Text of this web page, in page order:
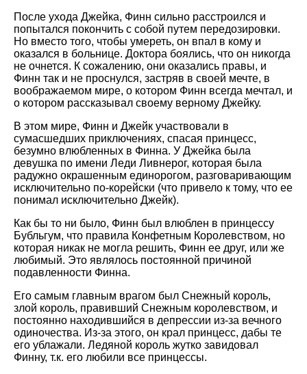
После ухода Джейка, Финн сильно расстроился и
попытался покончить с собой путем передозировки.
Но вместо того, чтобы умереть, он впал в кому и
оказался в больнице. Доктора боялись, что он никогда
не очнется. К сожалению, они оказались правы, и
Финн так и не проснулся, застряв в своей мечте, в
воображаемом мире, о котором Финн всегда мечтал, и
о котором рассказывал своему верному Джейку.
В этом мире, Финн и Джейк участвовали в
сумасшедших приключениях, спасая принцесс,
безумно влюбленных в Финна. У Джейка была
девушка по имени Леди Ливнерог, которая была
радужно окрашенным единорогом, разговаривающим
исключительно по-корейски (что привело к тому, что ее
понимал исключительно Джейк).
Как бы то ни было, Финн был влюблен в принцессу
Бубльгум, что правила Конфетным Королевством, но
которая никак не могла решить, Финн ее друг, или же
любимый. Это являлось постоянной причиной
подавленности Финна.
Его самым главным врагом был Снежный король,
злой король, правивший Снежным королевством, и
постоянно находившийся в депрессии из-за вечного
одиночества. Из-за этого, он крал принцесс, дабы те
его ублажали. Ледяной король жутко завидовал
Финну, т.к. его любили все принцессы.